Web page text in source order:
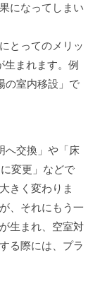
になってしまい
とってのメリッ
生まれます。例
の室内移設」で
へ交換」や「床
変更」などで
きく変わりま
、それにもう一
生まれ、空室対
る際には、プラ